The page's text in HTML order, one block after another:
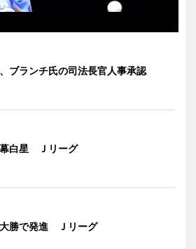
ブランチ氏の司法長官人事承認
白星 Ｊリーグ
勝で発進 Ｊリーグ